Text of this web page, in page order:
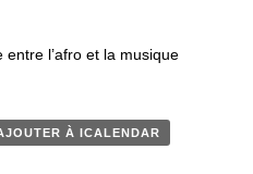
l’afro et la musique
À ICALENDAR